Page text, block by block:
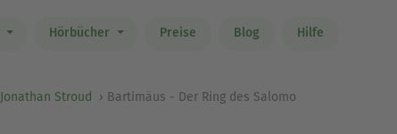
Hörbücher Preise Blog Hilfe
Jonathan Stroud Bartimäus - Der Ring des Salomo